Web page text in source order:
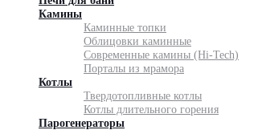
Камины
Каминные топки
Облицовки каминные
Современные камины (Hi-Tech)
Порталы из мрамора
Котлы
Твердотопливные котлы
Котлы длительного горения
Парогенераторы